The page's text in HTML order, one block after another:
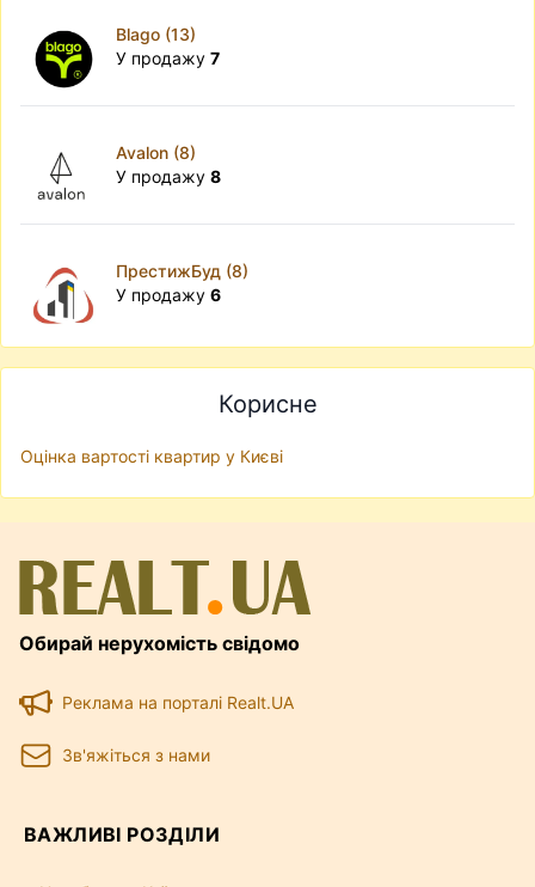
Blago (13)
У продажу 7
Avalon (8)
У продажу 8
ПрестижБуд (8)
У продажу 6
Корисне
Оцінка вартості квартир у Києві
Обирай нерухомість свідомо
Реклама на порталі Realt.UA
Зв'яжіться з нами
ВАЖЛИВІ РОЗДІЛИ